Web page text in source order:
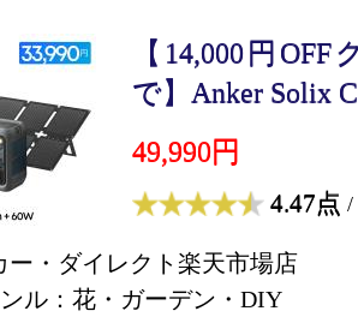
【14,000円
で】Anker Solix
49,990円
4.47点 /
ー・ダイレクト楽天市場店
ル：花・ガーデン・DIY